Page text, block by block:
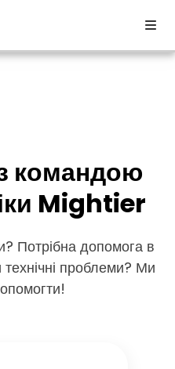
командою
Mightier
Потрібна допомога в
проблеми? Ми